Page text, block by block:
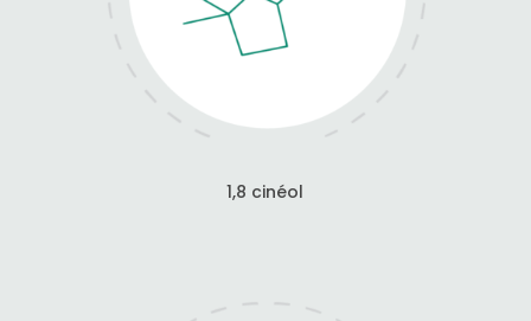
1,8 cinéol